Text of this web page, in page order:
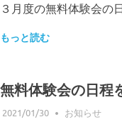
３月度の無料体験会
もっと読む
無料体験会の日程
2021/01/30 ステムアップ
お知らせ